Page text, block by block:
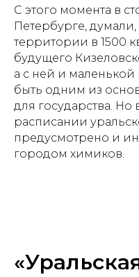
С этого момента в
Петербурге,
территории в 1500
будущего
а с ней и маленькой
быть одним из
для государства.
расписании
предусмотрено и
городом химиков.